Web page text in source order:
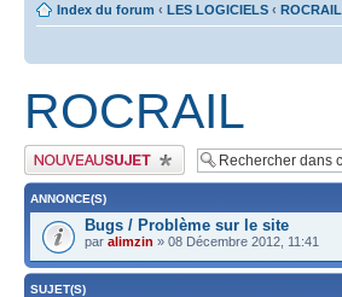
Index du forum ‹ LES LOGICIELS ‹ ROCRAIL
ROCRAIL
Publier un nouveau sujet
ANNONCE(S)
Bugs / Problème sur le site
par alimzin » 08 Décembre 2012, 11:41
SUJET(S)